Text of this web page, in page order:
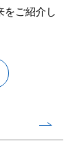
をご紹介し